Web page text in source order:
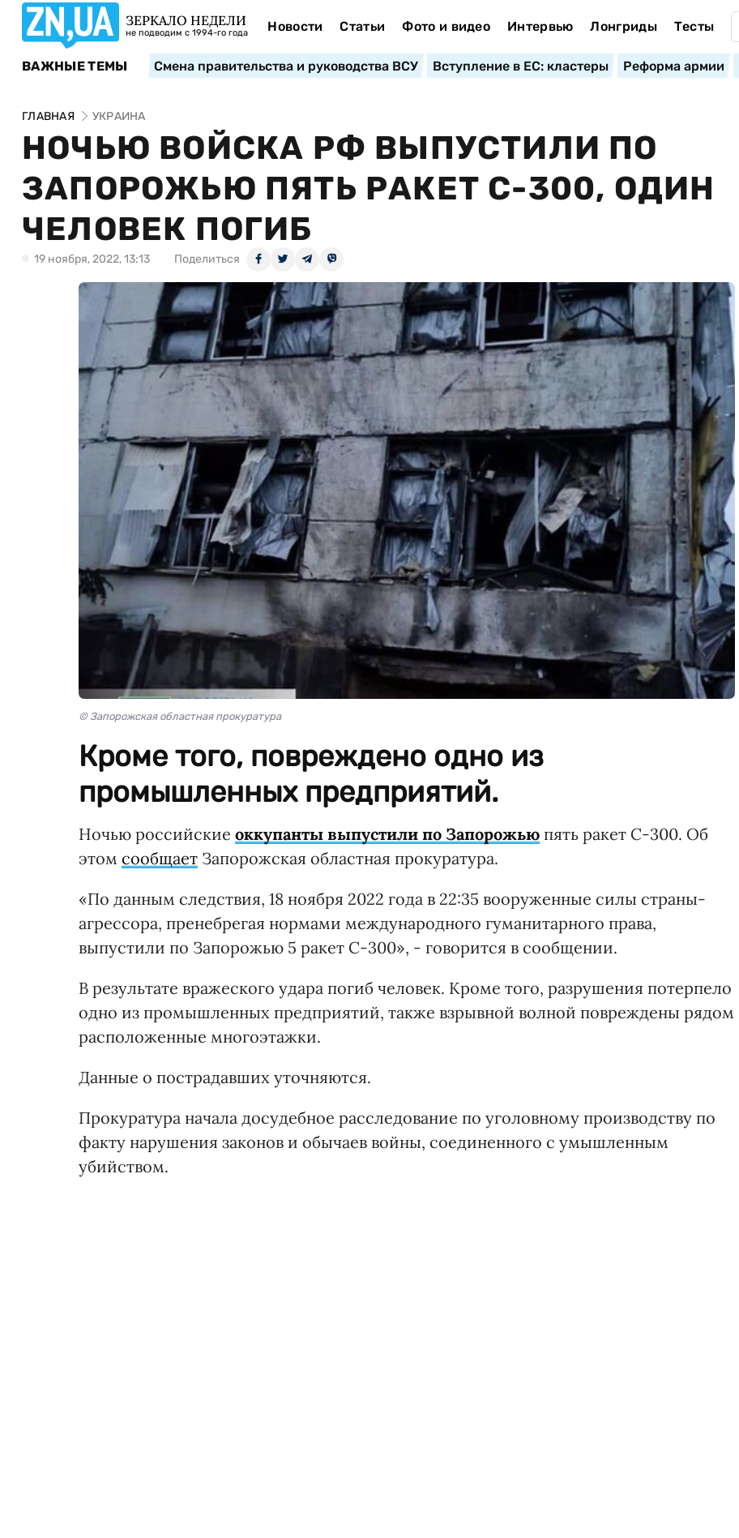
ЗЕРКАЛО НЕДЕЛИ
не подводим с 1994-го года Новости Статьи Фото и видео Интервью Лонгриды Тесты
ВАЖНЫЕ ТЕМЫ Смена правительства и руководства ВСУ Вступление в ЕС: кластеры Реформа армии
ГЛАВНАЯ УКРАИНА
НОЧЬЮ ВОЙСКА РФ ВЫПУСТИЛИ ПО
ЗАПОРОЖЬЮ ПЯТЬ РАКЕТ С-300, ОДИН
ЧЕЛОВЕК ПОГИБ
19 ноября, 2022, 13:13 Поделиться
© Запорожская областная прокуратура
Кроме того, повреждено одно из
промышленных предприятий.
Ночью российские оккупанты выпустили по Запорожью пять ракет С-300. Об
этом сообщает Запорожская областная прокуратура.
«По данным следствия, 18 ноября 2022 года в 22:35 вооруженные силы страны-
агрессора, пренебрегая нормами международного гуманитарного права,
выпустили по Запорожью 5 ракет С-300», - говорится в сообщении.
В результате вражеского удара погиб человек. Кроме того, разрушения потерпело
одно из промышленных предприятий, также взрывной волной повреждены рядом
расположенные многоэтажки.
Данные о пострадавших уточняются.
Прокуратура начала досудебное расследование по уголовному производству по
факту нарушения законов и обычаев войны, соединенного с умышленным
убийством.